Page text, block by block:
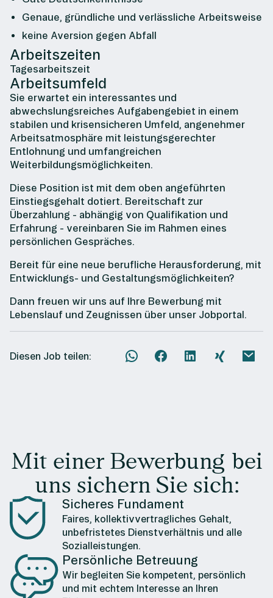
Genaue, gründliche und verlässliche Arbeitsweise
keine Aversion gegen Abfall
Arbeitszeiten
Tagesarbeitszeit
Arbeitsumfeld
Sie erwartet ein interessantes und
abwechslungsreiches Aufgabengebiet in einem
stabilen und krisensicheren Umfeld, angenehmer
Arbeitsatmosphäre mit leistungsgerechter
Entlohnung und umfangreichen
Weiterbildungsmöglichkeiten.
Diese Position ist mit dem oben angeführten
Einstiegsgehalt dotiert. Bereitschaft zur
Überzahlung - abhängig von Qualifikation und
Erfahrung - vereinbaren Sie im Rahmen eines
persönlichen Gespräches.
Bereit für eine neue berufliche Herausforderung, mit
Entwicklungs- und Gestaltungsmöglichkeiten?
Dann freuen wir uns auf Ihre Bewerbung mit
Lebenslauf und Zeugnissen über unser Jobportal.
Diesen Job teilen:
Mit einer Bewerbung bei
uns sichern Sie sich:
Sicheres Fundament
Faires, kollektivvertragliches Gehalt,
unbefristetes Dienstverhältnis und alle
Sozialleistungen.
Persönliche Betreuung
Wir begleiten Sie kompetent, persönlich
und mit echtem Interesse an Ihren